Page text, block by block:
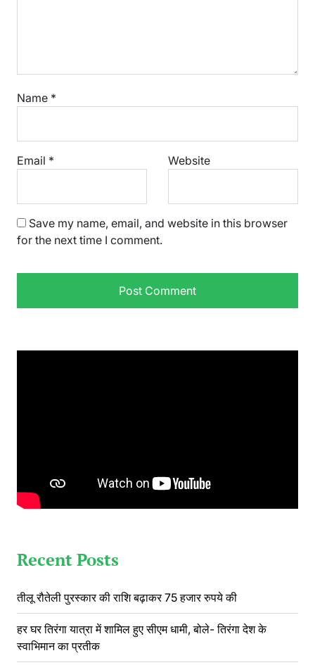
Name *
Email * Website
Save my name, email, and website in this browser
for the next time I comment.
Recent Posts
तीलू रौतेली पुरस्कार की राशि बढ़ाकर 75 हजार रुपये की
हर घर तिरंगा यात्रा में शामिल हुए सीएम धामी, बोले- तिरंगा देश के
स्वाभिमान का प्रतीक